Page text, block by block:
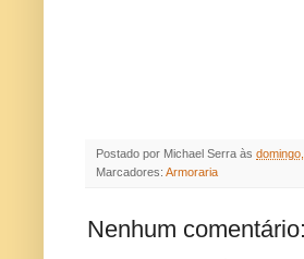
Postado por Michael Serra às
Marcadores: Armoraria
Nenhum comentário: